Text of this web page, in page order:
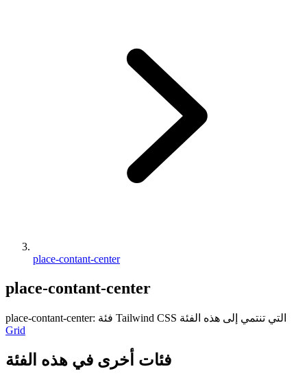
place-contant-center
place-contant-center
place-contant-center:
فئة Tailwind CSS التي تنتمي إلى هذه الفئة
Grid
فئات أخرى في هذه الفئة